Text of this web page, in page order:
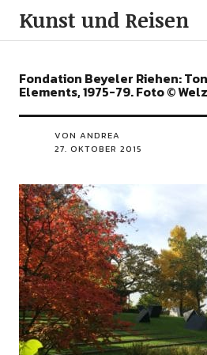
Kunst und Reisen
Fondation Beyeler Riehen:
Elements, 1975-79. Foto © Welz
VON ANDREA
27. OKTOBER 2015